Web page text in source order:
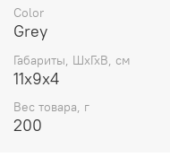
Color
Grey
Габариты, ШхГхВ, см
11х9х4
Вес товара, г
200